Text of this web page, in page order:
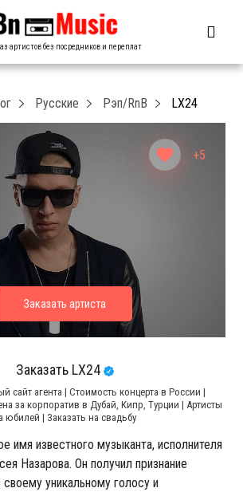
артистов без посредников и переплат
+5
Русские Рэп/RnB LX24
Заказать LX24
сайт агента | Стоимость концерта в России |
за корпоратив в Дубай, Кипр, Турции | Артисты
юбилей | Заказать на свадьбу
имя известного музыканта, исполнителя
Назарова. Он получил признание
своему уникальному голосу и